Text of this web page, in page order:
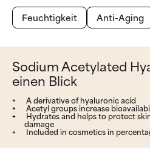
Feuchtigkeit
Anti-Aging
Sodium Acetylated
einen Blick
A derivative of hyaluronic acid
Acetyl groups increase
Hydrates and helps to protect
damage
Included in cosmetics in